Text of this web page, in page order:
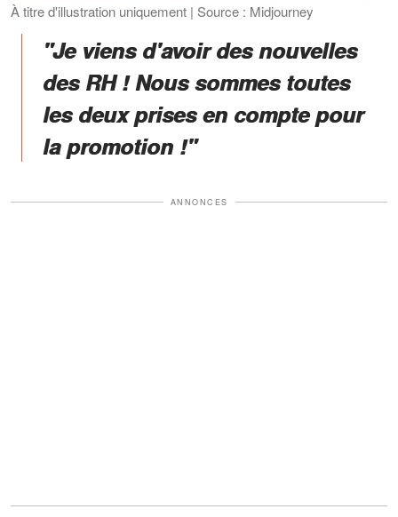
À titre d'illustration uniquement | Source : Midjourney
"Je viens d'avoir des nouvelles
des RH ! Nous sommes toutes
les deux prises en compte pour
la promotion !"
ANNONCES